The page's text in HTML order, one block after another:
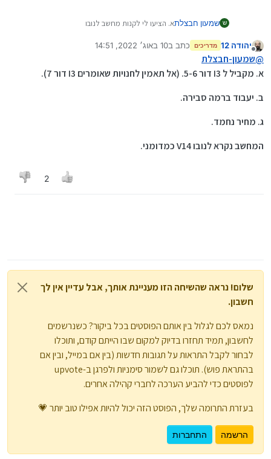
ש שמעון חבצלתא. הציעו לי לקנות מחשב לנובו
I3 או פחות מזה?
תוכנות פשוטות או שזה יתקע לי לפעמים?
יהודה 12 מדריכים כתב ב10 באוג׳ 2022, 14:51
נערך לאחרונה על ידי
@שמעון-חבצלת
א. מקביל ל I3 דור 5-6. (אל תאמין לחנויות שאומרים I3 דור 7).
ב. יעבוד ברמה סבירה.
ג. מחיר נחמד.
המחשב נקרא לנובו V14 כמדומני.
2
שלום! נראה שהשיחה הזו מעניינת אותך, אבל עדיין אין לך
חשבון.
נמאס לכם לגלול בין אותם הפוסטים בכל ביקור? כשנרשמים
לחשבון, תמיד תחזרו בדיוק למקום שבו הייתם קודם, ותוכלו
לבחור לקבל התראות על תגובות חדשות (בין אם במייל, ובין אם
בהתראת פוש). תוכלו גם לשמור סימניות ולפרגן ב-upvote
לפוסטים כדי להביע הערכה לחברי קהילה אחרים.
בעזרת התרומה שלך, הפוסט הזה יכול להיות אפילו טוב יותר 💗
הרשמה התחברות